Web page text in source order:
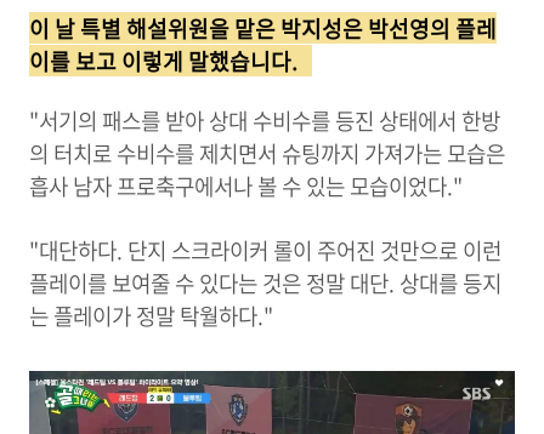
이 날 특별 해설위원을 맡은 박지성은 박선영의 플레
이를 보고 이렇게 말했습니다.
"서기의 패스를 받아 상대 수비수를 등진 상태에서 한방
의 터치로 수비수를 제치면서 슈팅까지 가져가는 모습은
흡사 남자 프로축구에서나 볼 수 있는 모습이었다."
"대단하다. 단지 스크라이커 롤이 주어진 것만으로 이런
플레이를 보여줄 수 있다는 것은 정말 대단. 상대를 등지
는 플레이가 정말 탁월하다."